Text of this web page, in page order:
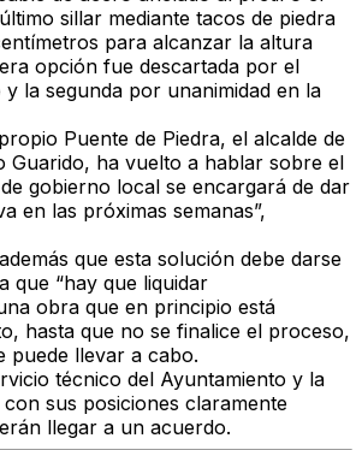
sillar mediante tacos de piedra
para alcanzar la altura
opción fue descartada por el
la segunda por unanimidad en la
Puente de Piedra, el alcalde de
Guarido, ha vuelto a hablar sobre el
gobierno local se encargará de dar
en las próximas semanas”,
que esta solución debe darse
que “hay que liquidar
obra que en principio está
hasta que no se finalice el proceso,
puede llevar a cabo.
técnico del Ayuntamiento y la
sus posiciones claramente
llegar a un acuerdo.